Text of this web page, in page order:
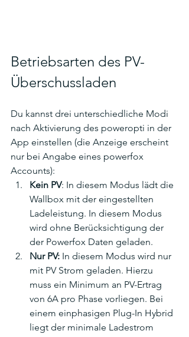
Betriebsarten des PV-
Überschussladen
Du kannst drei unterschiedliche Modi
nach Aktivierung des poweropti in der
App einstellen (die Anzeige erscheint
nur bei Angabe eines powerfox
Accounts):
Kein PV: In diesem Modus lädt die
Wallbox mit der eingestellten
Ladeleistung. In diesem Modus
wird ohne Berücksichtigung der
der Powerfox Daten geladen.
Nur PV: In diesem Modus wird nur
mit PV Strom geladen. Hierzu
muss ein Minimum an PV-Ertrag
von 6A pro Phase vorliegen. Bei
einem einphasigen Plug-In Hybrid
liegt der minimale Ladestrom